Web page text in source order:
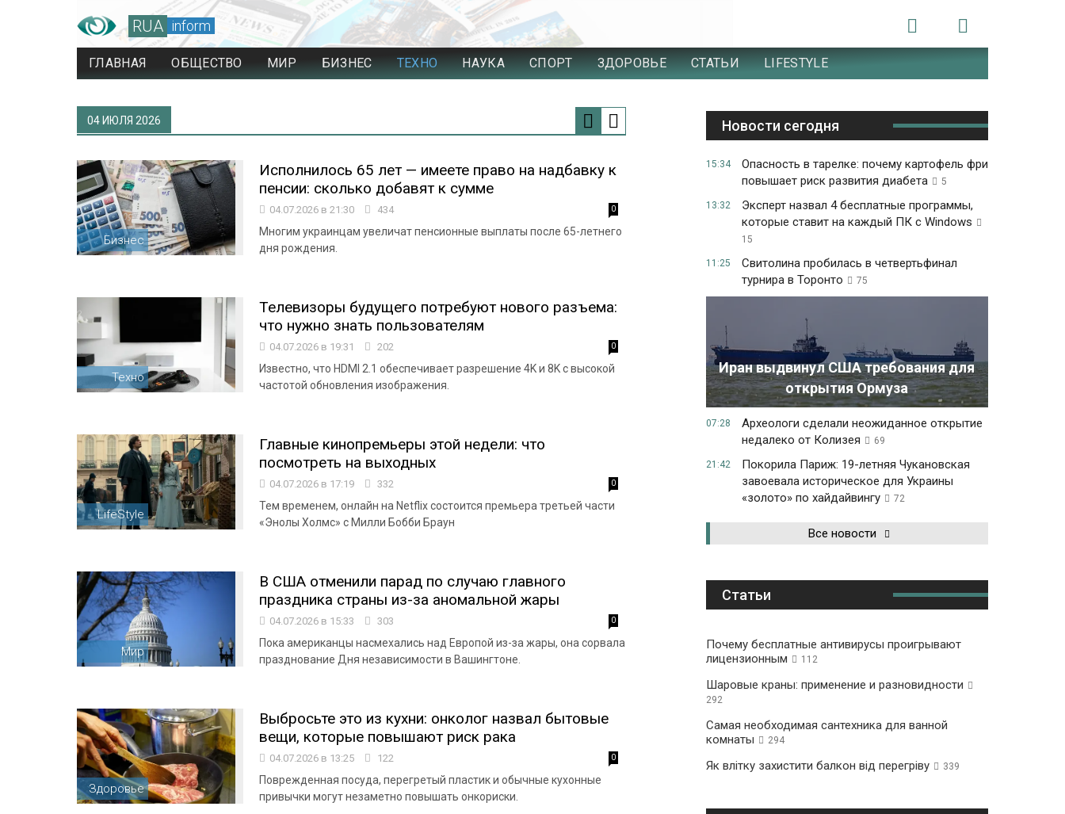
RUA inform
ГЛАВНАЯ ОБЩЕСТВО МИР БИЗНЕС ТЕХНО НАУКА СПОРТ ЗДОРОВЬЕ СТАТЬИ LIFESTYLE
04 ИЮЛЯ 2026
Бизнес
Исполнилось 65 лет — имеете право на надбавку к
пенсии: сколько добавят к сумме
04.07.2026 в 21:30 434 0
Многим украинцам увеличат пенсионные выплаты после 65-летнего
дня рождения.
Техно
Телевизоры будущего потребуют нового разъема:
что нужно знать пользователям
04.07.2026 в 19:31 202 0
Известно, что HDMI 2.1 обеспечивает разрешение 4K и 8K с высокой
частотой обновления изображения.
LifeStyle
Главные кинопремьеры этой недели: что
посмотреть на выходных
04.07.2026 в 17:19 332 0
Тем временем, онлайн на Netflix состоится премьера третьей части
«Энолы Холмс» с Милли Бобби Браун
Мир
В США отменили парад по случаю главного
праздника страны из-за аномальной жары
04.07.2026 в 15:33 303 0
Пока американцы насмехались над Европой из-за жары, она сорвала
празднование Дня независимости в Вашингтоне.
Здоровье
Выбросьте это из кухни: онколог назвал бытовые
вещи, которые повышают риск рака
04.07.2026 в 13:25 122 0
Поврежденная посуда, перегретый пластик и обычные кухонные
привычки могут незаметно повышать онкориски.
Новости сегодня
15:34
Опасность в тарелке: почему картофель фри
повышает риск развития диабета
5
13:32
Эксперт назвал 4 бесплатные программы,
которые ставит на каждый ПК с Windows
15
11:25
Свитолина пробилась в четвертьфинал
турнира в Торонто
75
Иран выдвинул США требования для
открытия Ормуза
07:28
Археологи сделали неожиданное открытие
недалеко от Колизея
69
21:42
Покорила Париж: 19-летняя Чукановская
завоевала историческое для Украины
«золото» по хайдайвингу
72
Все новости
Статьи
Почему бесплатные антивирусы проигрывают
лицензионным
112
Шаровые краны: применение и разновидности
292
Самая необходимая сантехника для ванной
комнаты
294
Як влітку захистити балкон від перегріву 339